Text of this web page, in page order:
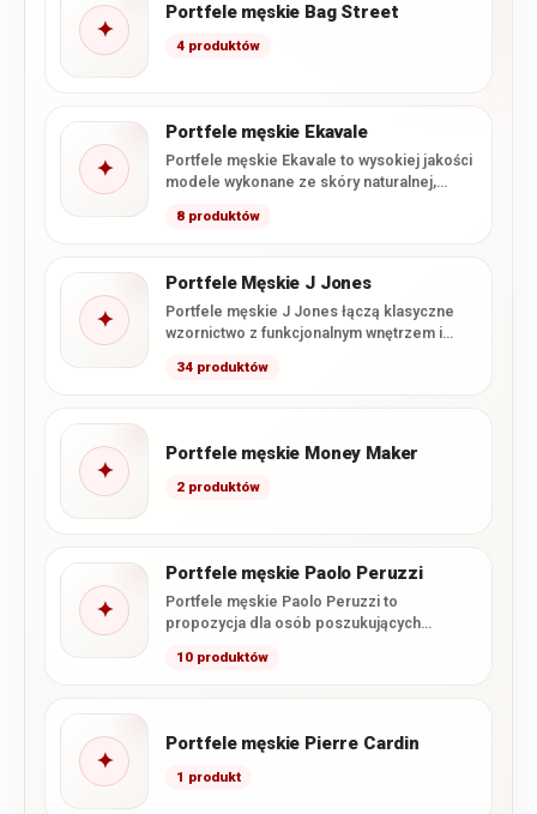
✦
Portfele męskie Bag Street
4 produktów
✦
Portfele męskie Ekavale
Portfele męskie Ekavale to wysokiej jakości
modele wykonane ze skóry naturalnej,
charakterystycznym…
8 produktów
✦
Portfele Męskie J Jones
Portfele męskie J Jones łączą klasyczne
wzornictwo z funkcjonalnym wnętrzem i
34 produktów
✦
Portfele męskie Money Maker
2 produktów
✦
Portfele męskie Paolo Peruzzi
Portfele męskie Paolo Peruzzi to
propozycja dla osób poszukujących
funkcjonalnego wnętrza i starannego…
10 produktów
✦
Portfele męskie Pierre Cardin
1 produkt